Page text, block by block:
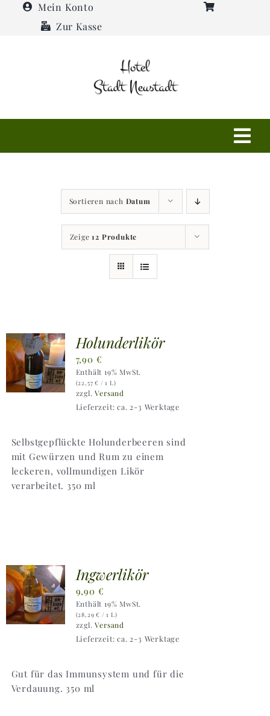
Mein Konto
Zur Kasse
Restaurant
Anfahrt + Kontakt
Sortieren nach Datum
Zeige12 Produkte
Holunderlikör
7,90 €
Enthält 19% MwSt.
(22,57€ / 1 L)
zzgl.Versand
Lieferzeit: ca. 2-3 Werktage
Selbstgepflückte Holunderbeeren sind
mit Gewürzen und Rum zu einem
leckeren, vollmundigen Likör
verarbeitet. 350 ml
Ingwerlikör
9,90 €
Enthält 19% MwSt.
(28,29€ / 1 L)
zzgl.Versand
Lieferzeit: ca. 2-3 Werktage
Gut für das Immunsystem und für die
Verdauung. 350 ml